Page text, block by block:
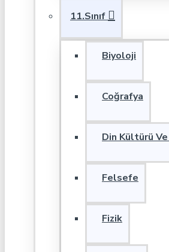
11.Sınıf
Biyoloji
Coğrafya
Din Kültürü
Felsefe
Fizik